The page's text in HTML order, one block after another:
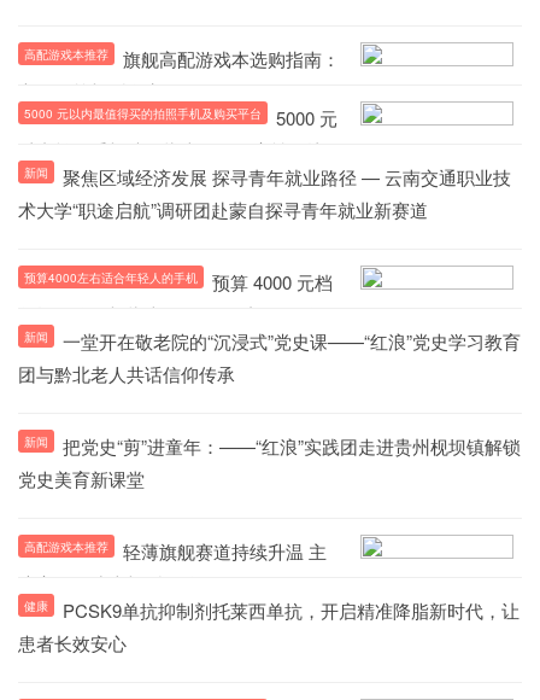
高配游戏本推荐
旗舰高配游戏本选购指南：
六款硬核机型盘点
5000 元以内最值得买的拍照手机及购买平台
5000 元
以内拍照手机选购指南：三款高性价比
机型盘点，附靠谱购买平台
新闻
聚焦区域经济发展 探寻青年就业路径 — 云南交通职业技
术大学“职途启航”调研团赴蒙自探寻青年就业新赛道
预算4000左右适合年轻人的手机
预算 4000 元档
年轻群体购机指南：5000 元内三款影像
机型推荐，附靠谱选购渠道
新闻
一堂开在敬老院的“沉浸式”党史课——“红浪”党史学习教育
团与黔北老人共话信仰传承
新闻
把党史“剪”进童年：——“红浪”实践团走进贵州枧坝镇解锁
党史美育新课堂
高配游戏本推荐
轻薄旗舰赛道持续升温 主
流高配游戏本机型一览
健康
PCSK9单抗抑制剂托莱西单抗，开启精准降脂新时代，让
患者长效安心